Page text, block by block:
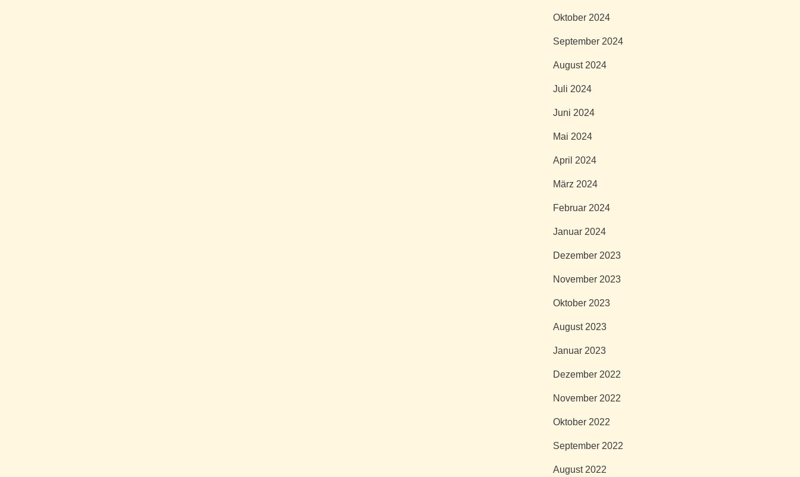
Oktober 2024
September 2024
August 2024
Juli 2024
Juni 2024
Mai 2024
April 2024
März 2024
Februar 2024
Januar 2024
Dezember 2023
November 2023
Oktober 2023
August 2023
Januar 2023
Dezember 2022
November 2022
Oktober 2022
September 2022
August 2022